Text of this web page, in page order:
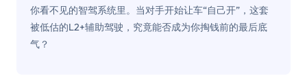
你看不见的智驾系统里。当对手开始让车“自己开”，这套
被低估的L2+辅助驾驶，究竟能否成为你掏钱前的最后底
气？